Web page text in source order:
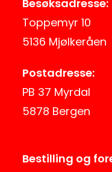
Besøksadresse:
Toppemyr 10
5136 Mjølkeråen
Postadresse:
PB 37 Myrdal
5878 Bergen
Bestilling og